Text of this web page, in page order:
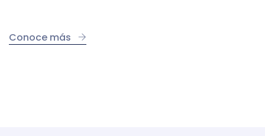
Conoce más